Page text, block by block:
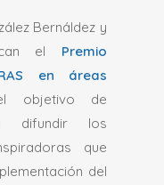
Bernáldez y
el Premio
en áreas
objetivo de
difundir los
que
del